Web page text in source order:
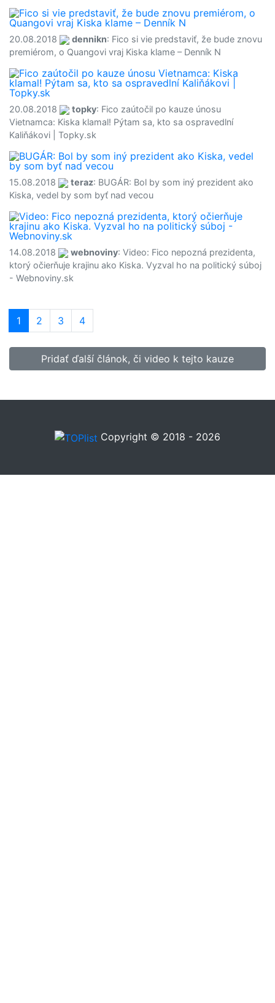
20.08.2018 dennikn: Fico si vie predstaviť, že bude znovu
premiérom, o Quangovi vraj Kiska klame – Denník N
20.08.2018 topky: Fico zaútočil po kauze únosu
Vietnamca: Kiska klamal! Pýtam sa, kto sa ospravedlní
Kaliňákovi | Topky.sk
15.08.2018 teraz: BUGÁR: Bol by som iný prezident ako
Kiska, vedel by som byť nad vecou
14.08.2018 webnoviny: Video: Fico nepozná prezidenta,
ktorý očierňuje krajinu ako Kiska. Vyzval ho na politický súboj
- Webnoviny.sk
1 (current)
2 3 4
Pridať ďalší článok, či video k tejto kauze
Copyright © 2018 - 2026